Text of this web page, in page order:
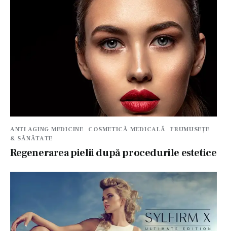
ANTI AGING MEDICINE COSMETICĂ MEDICALĂ
FRUMUSEȚE
& SĂNĂTATE
Regenerarea pielii după procedurile estetice